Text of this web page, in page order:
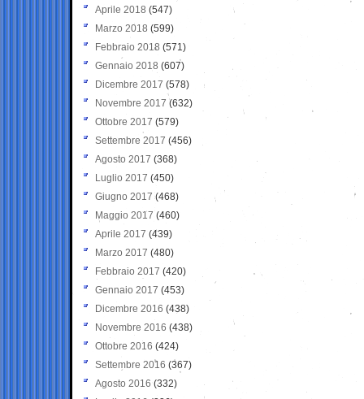
Aprile 2018 (547)
Marzo 2018 (599)
Febbraio 2018 (571)
Gennaio 2018 (607)
Dicembre 2017 (578)
Novembre 2017 (632)
Ottobre 2017 (579)
Settembre 2017 (456)
Agosto 2017 (368)
Luglio 2017 (450)
Giugno 2017 (468)
Maggio 2017 (460)
Aprile 2017 (439)
Marzo 2017 (480)
Febbraio 2017 (420)
Gennaio 2017 (453)
Dicembre 2016 (438)
Novembre 2016 (438)
Ottobre 2016 (424)
Settembre 2016 (367)
Agosto 2016 (332)